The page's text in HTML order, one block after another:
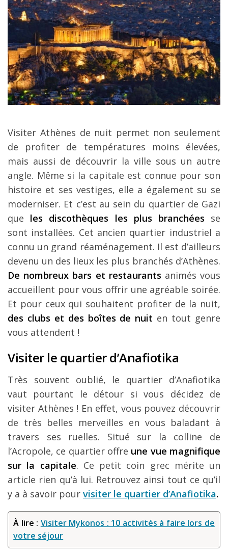
Visiter Athènes de nuit permet non seulement
de profiter de températures moins élevées,
mais aussi de découvrir la ville sous un autre
angle. Même si la capitale est connue pour son
histoire et ses vestiges, elle a également su se
moderniser. Et c’est au sein du quartier de Gazi
que les discothèques les plus branchées se
sont installées. Cet ancien quartier industriel a
connu un grand réaménagement. Il est d’ailleurs
devenu un des lieux les plus branchés d’Athènes.
De nombreux bars et restaurants animés vous
accueillent pour vous offrir une agréable soirée.
Et pour ceux qui souhaitent profiter de la nuit,
des clubs et des boîtes de nuit en tout genre
vous attendent !
Visiter le quartier d’Anafiotika
Très souvent oublié, le quartier d’Anafiotika
vaut pourtant le détour si vous décidez de
visiter Athènes ! En effet, vous pouvez découvrir
de très belles merveilles en vous baladant à
travers ses ruelles. Situé sur la colline de
l’Acropole, ce quartier offre une vue magnifique
sur la capitale. Ce petit coin grec mérite un
article rien qu’à lui. Retrouvez ainsi tout ce qu’il
y a à savoir pour visiter le quartier d’Anafiotika.
À lire : Visiter Mykonos : 10 activités à faire lors de
votre séjour